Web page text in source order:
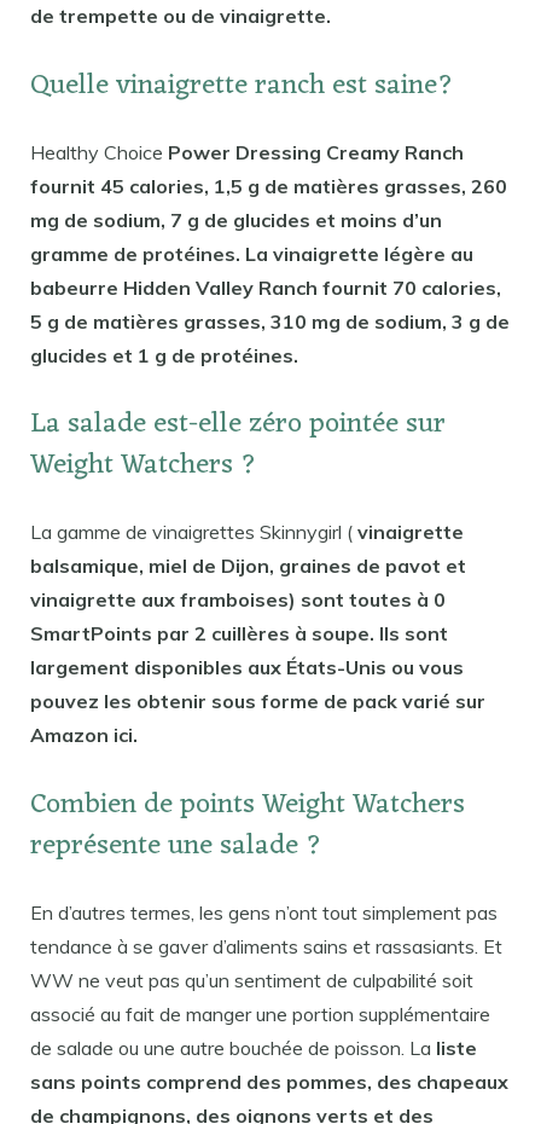
de trempette ou de vinaigrette.
Quelle vinaigrette ranch est saine?
Healthy Choice Power Dressing Creamy Ranch
fournit 45 calories, 1,5 g de matières grasses, 260
mg de sodium, 7 g de glucides et moins d’un
gramme de protéines. La vinaigrette légère au
babeurre Hidden Valley Ranch fournit 70 calories,
5 g de matières grasses, 310 mg de sodium, 3 g de
glucides et 1 g de protéines.
La salade est-elle zéro pointée sur
Weight Watchers ?
La gamme de vinaigrettes Skinnygirl ( vinaigrette
balsamique, miel de Dijon, graines de pavot et
vinaigrette aux framboises) sont toutes à 0
SmartPoints par 2 cuillères à soupe. Ils sont
largement disponibles aux États-Unis ou vous
pouvez les obtenir sous forme de pack varié sur
Amazon ici.
Combien de points Weight Watchers
représente une salade ?
En d’autres termes, les gens n’ont tout simplement pas
tendance à se gaver d’aliments sains et rassasiants. Et
WW ne veut pas qu’un sentiment de culpabilité soit
associé au fait de manger une portion supplémentaire
de salade ou une autre bouchée de poisson. La liste
sans points comprend des pommes, des chapeaux
de champignons, des oignons verts et des